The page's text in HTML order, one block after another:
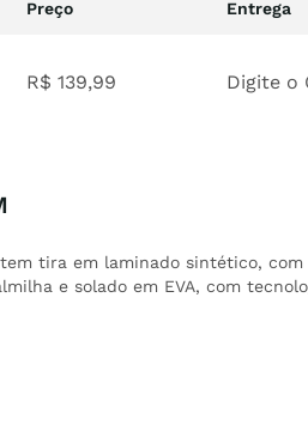
Preço Entrega
R$ 139,99 Digite o
tem tira em laminado sintético,
e solado em EVA, com